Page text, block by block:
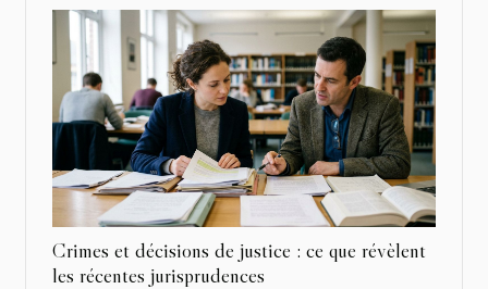
Crimes et décisions de justice : ce que révèlent
les récentes jurisprudences